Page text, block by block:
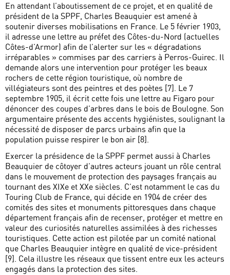
En attendant l’aboutissement de ce projet, et en qualité de
président de la SPPF, Charles Beauquier est amené à
soutenir diverses mobilisations en France. Le 5 février 1903,
il adresse une lettre au préfet des Côtes-du-Nord (actuelles
Côtes-d’Armor) afin de l’alerter sur les « dégradations
irréparables » commises par des carriers à Perros-Guirec. Il
demande alors une intervention pour protéger les beaux
rochers de cette région touristique, où nombre de
villégiateurs sont des peintres et des poètes [7]. Le 7
septembre 1905, il écrit cette fois une lettre au Figaro pour
dénoncer des coupes d’arbres dans le bois de Boulogne. Son
argumentaire présente des accents hygiénistes, soulignant la
nécessité de disposer de parcs urbains afin que la
population puisse respirer le bon air [8].
Exercer la présidence de la SPPF permet aussi à Charles
Beauquier de côtoyer d’autres acteurs jouant un rôle central
dans le mouvement de protection des paysages français au
tournant des XIXe et XXe siècles. C’est notamment le cas du
Touring Club de France, qui décide en 1904 de créer des
comités des sites et monuments pittoresques dans chaque
département français afin de recenser, protéger et mettre en
valeur des curiosités naturelles assimilées à des richesses
touristiques. Cette action est pilotée par un comité national
que Charles Beauquier intègre en qualité de vice-président
[9]. Cela illustre les réseaux que tissent entre eux les acteurs
engagés dans la protection des sites.